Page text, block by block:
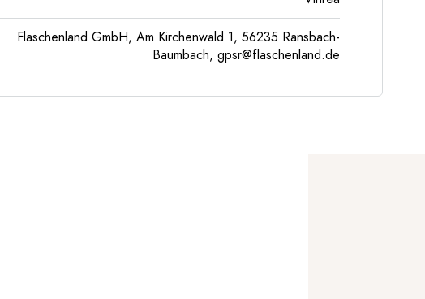
Flaschenland GmbH, Am Kirchenwald 1, 56235 Ransbach-
Baumbach, gpsr@flaschenland.de